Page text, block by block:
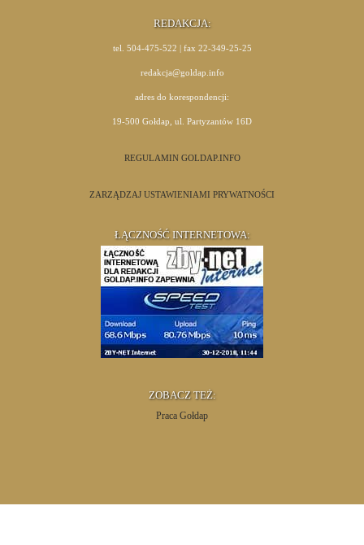
REDAKCJA:
tel. 504-475-522 | fax 22-349-25-25
redakcja@goldap.info
adres do korespondencji:
19-500 Gołdap, ul. Partyzantów 16D
REGULAMIN GOLDAP.INFO
ZARZĄDZAJ USTAWIENIAMI PRYWATNOŚCI
ŁĄCZNOŚĆ INTERNETOWA:
ZOBACZ TEŻ:
Praca Gołdap